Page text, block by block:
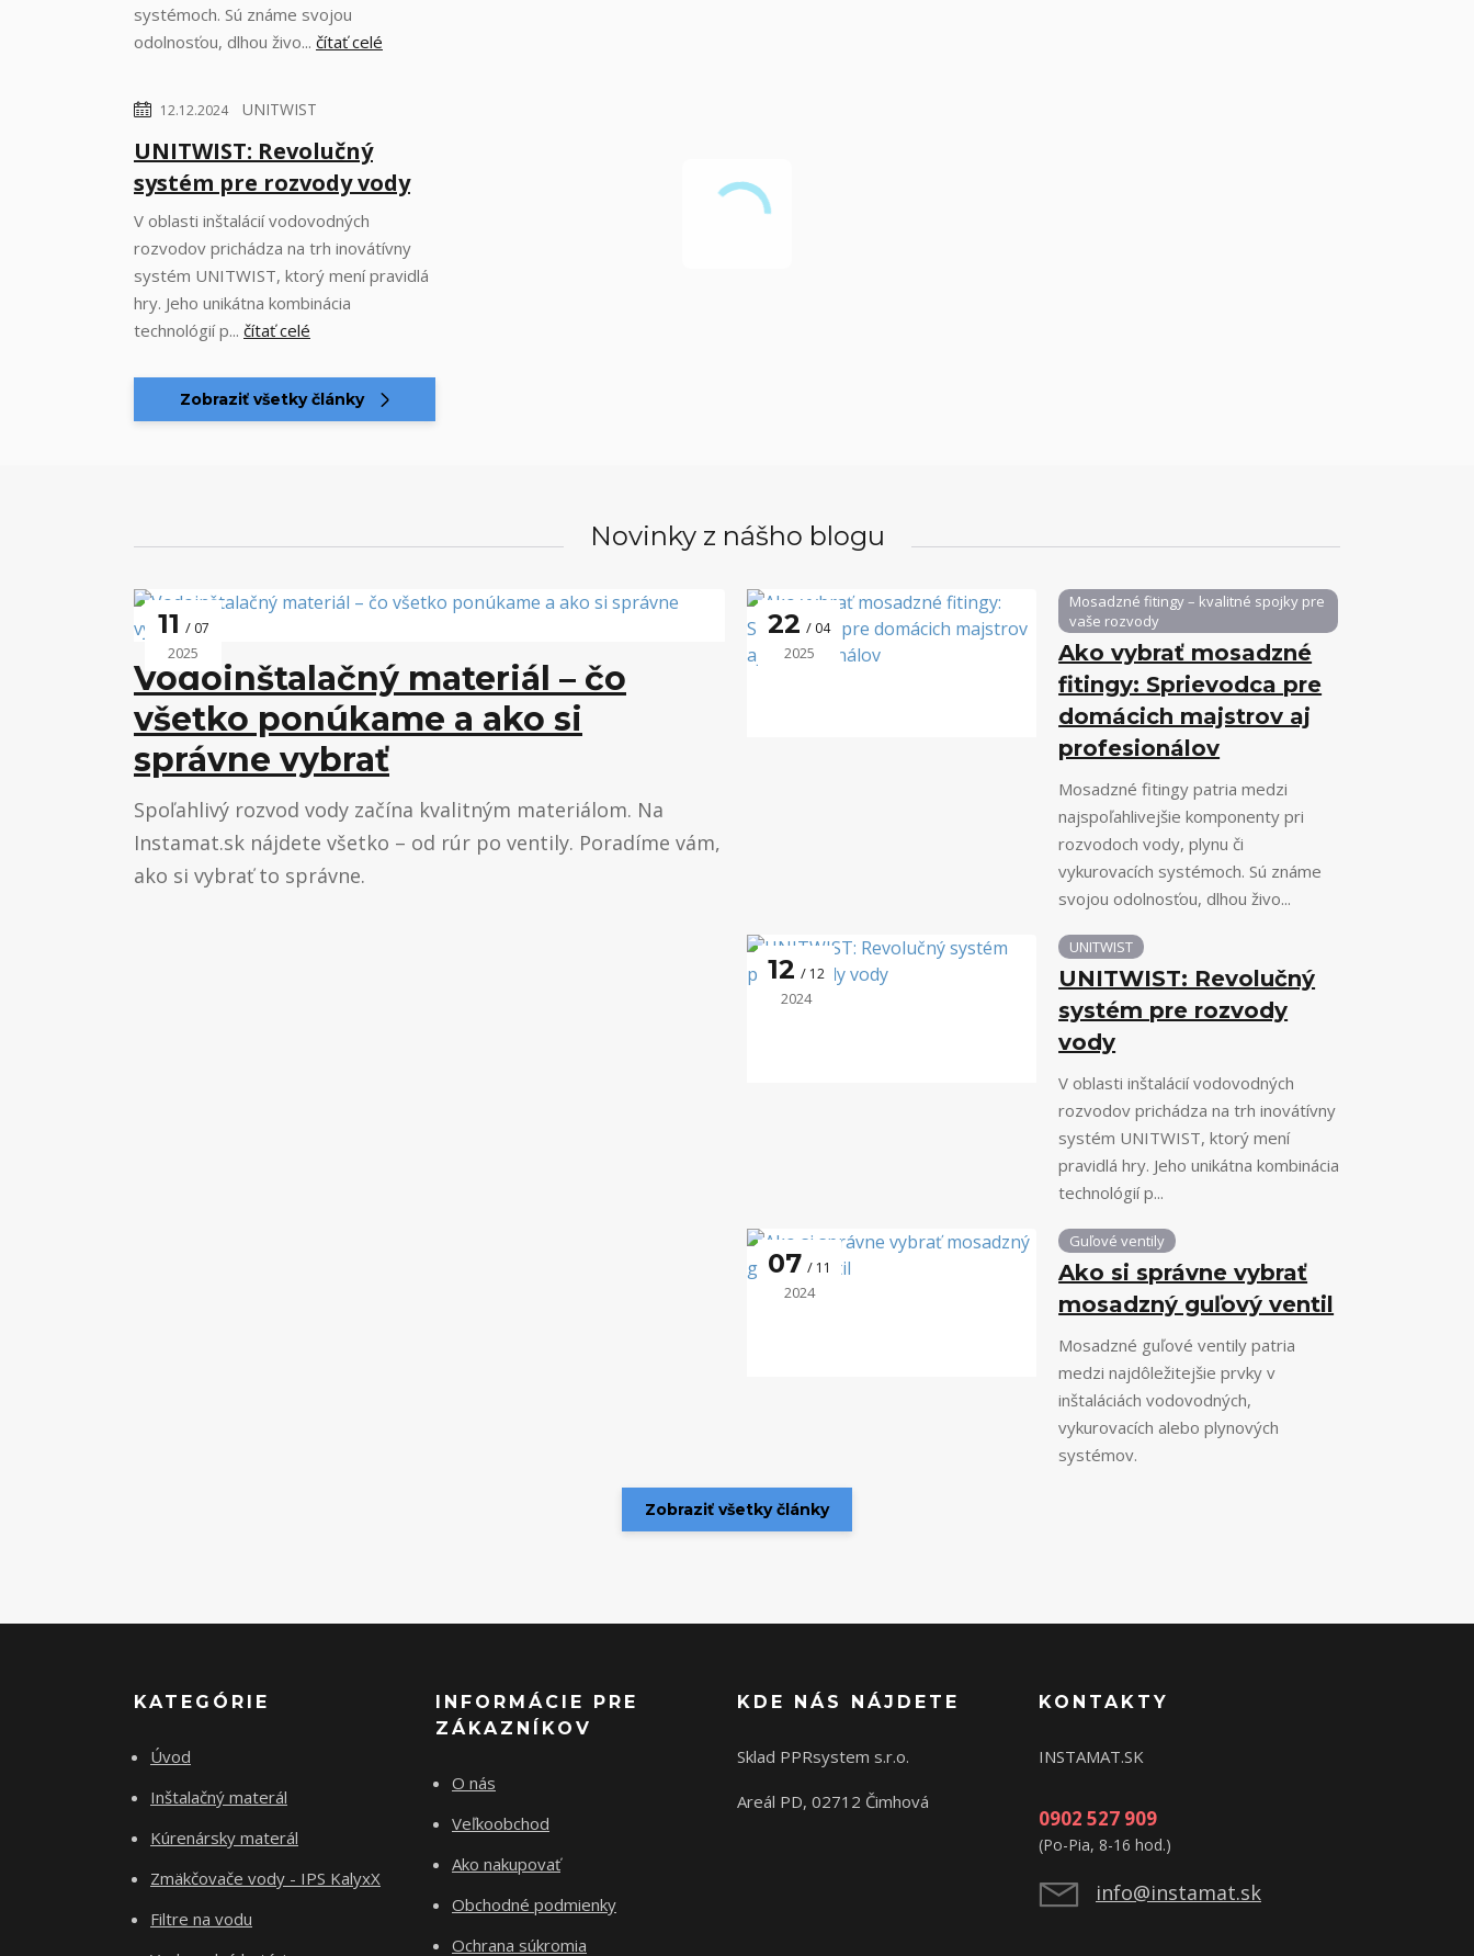
systémoch. Sú známe svojou
odolnosťou, dlhou živo... čítať celé
12.12.2024 UNITWIST
UNITWIST: Revolučný
systém pre rozvody vody
V oblasti inštalácií vodovodných
rozvodov prichádza na trh inovátívny
systém UNITWIST, ktorý mení pravidlá
hry. Jeho unikátna kombinácia
technológií p... čítať celé
Zobraziť všetky články
Novinky z nášho blogu
11 07
2025
Vodoinštalačný materiál – čo
všetko ponúkame a ako si
správne vybrať
Spoľahlivý rozvod vody začína kvalitným materiálom. Na
Instamat.sk nájdete všetko – od rúr po ventily. Poradíme vám,
ako si vybrať to správne.
22 04
2025
Mosadzné fitingy – kvalitné spojky pre
vaše rozvody
Ako vybrať mosadzné
fitingy: Sprievodca pre
domácich majstrov aj
profesionálov
Mosadzné fitingy patria medzi
najspoľahlivejšie komponenty pri
rozvodoch vody, plynu či
vykurovacích systémoch. Sú známe
svojou odolnosťou, dlhou živo...
12 12
2024
UNITWIST
UNITWIST: Revolučný
systém pre rozvody
vody
V oblasti inštalácií vodovodných
rozvodov prichádza na trh inovátívny
systém UNITWIST, ktorý mení
pravidlá hry. Jeho unikátna kombinácia
technológií p...
07 11
2024
Guľové ventily
Ako si správne vybrať
mosadzný guľový ventil
Mosadzné guľové ventily patria
medzi najdôležitejšie prvky v
inštaláciách vodovodných,
vykurovacích alebo plynových
systémov.
Zobraziť všetky články
KATEGÓRIE
Úvod
Inštalačný materál
Kúrenársky materál
Zmäkčovače vody - IPS KalyxX
Filtre na vodu
INFORMÁCIE PRE
ZÁKAZNÍKOV
O nás
Veľkoobchod
Ako nakupovať
Obchodné podmienky
Ochrana súkromia
KDE NÁS NÁJDETE
Sklad PPRsystem s.r.o.
Areál PD, 02712 Čimhová
KONTAKTY
INSTAMAT.SK
0902 527 909
(Po-Pia, 8-16 hod.)
info@instamat.sk